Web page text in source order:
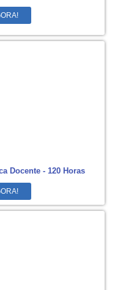
Docente - 120 Horas